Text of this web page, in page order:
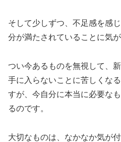
そして少しずつ、不足感を感
分が満たされていることに気
つい今あるものを無視して、
手に入らないことに苦しくな
すが、今自分に本当に必要な
るのです。
大切なものは、なかなか気が